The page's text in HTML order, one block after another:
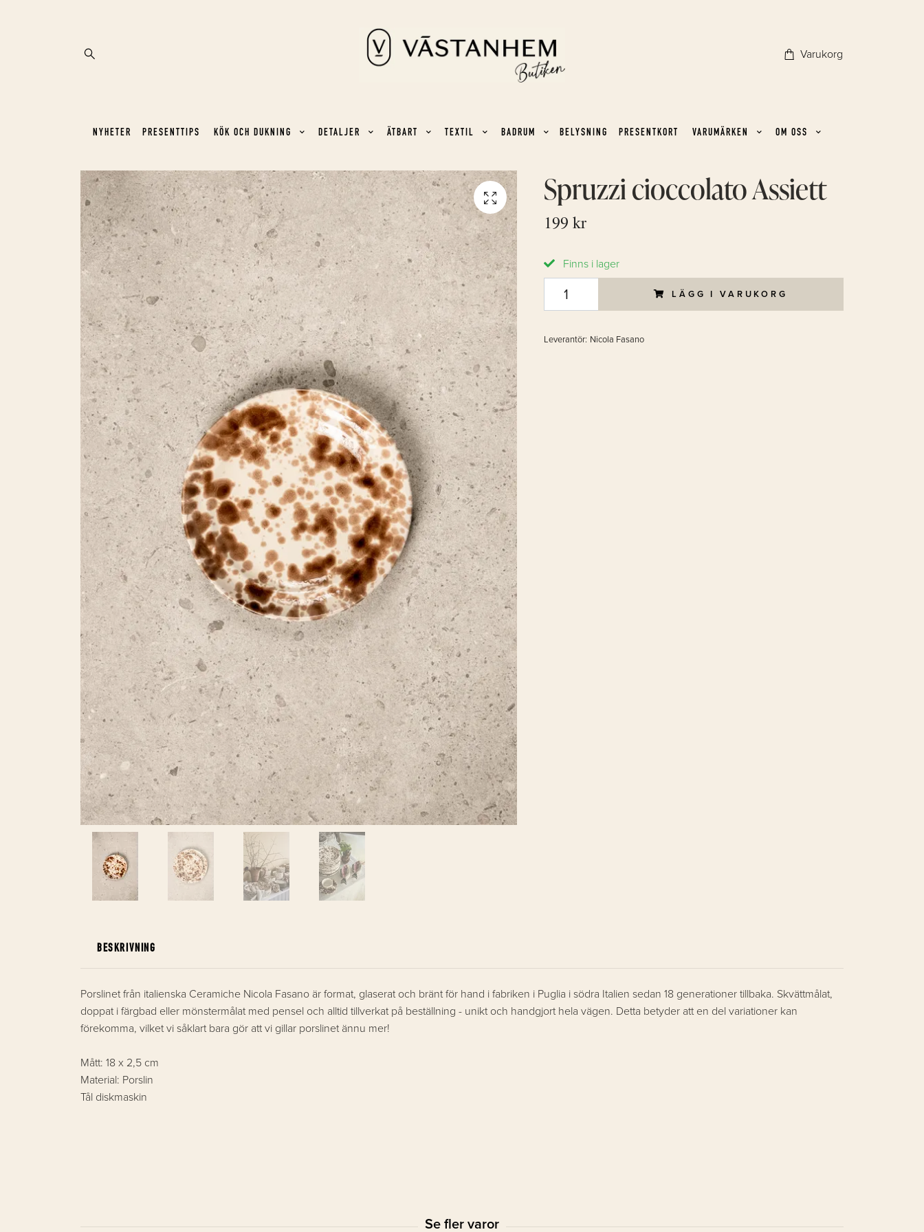
Varukorg
NYHETER PRESENTTIPS KÖK OCH DUKNING DETALJER ÄTBART TEXTIL BADRUM BELYSNING PRESENTKORT VARUMÄRKEN OM OSS
Spruzzi cioccolato Assiett
199 kr
Finns i lager
LÄGG I VARUKORG
Leverantör: Nicola Fasano
BESKRIVNING
Porslinet från italienska Ceramiche Nicola Fasano är format, glaserat och bränt för hand i fabriken i Puglia i södra Italien sedan 18 generationer tillbaka. Skvättmålat,
doppat i färgbad eller mönstermålat med pensel och alltid tillverkat på beställning - unikt och handgjort hela vägen. Detta betyder att en del variationer kan
förekomma, vilket vi såklart bara gör att vi gillar porslinet ännu mer!
Mått: 18 x 2,5 cm
Material: Porslin
Tål diskmaskin